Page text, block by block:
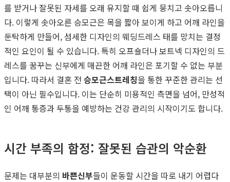
를 받거나 잘못된 자세를 오래 유지할 때 쉽게 뭉치고 솟아오릅니
다. 이렇게 솟아오른 승모근은 목을 짧아 보이게 하고 어깨 라인을
둔탁하게 만들어, 섬세한 디자인의 웨딩드레스 태를 망치는 결정
적인 요인이 될 수 있습니다. 특히 오프숄더나 보트넥 디자인의 드
레스를 꿈꾸는 신부에게 매끈한 어깨 라인은 포기할 수 없는 부분
입니다. 따라서 결혼 전 승모근스트레칭을 통한 꾸준한 관리는 선
택이 아닌 필수입니다. 이는 단순히 미용적인 측면을 넘어, 만성적
인 어깨 통증과 두통을 예방하는 건강 관리의 시작이기도 합니다.
시간 부족의 함정: 잘못된 습관의 악순환
문제는 대부분의 바쁜신부들이 운동할 시간을 따로 내기 어렵다